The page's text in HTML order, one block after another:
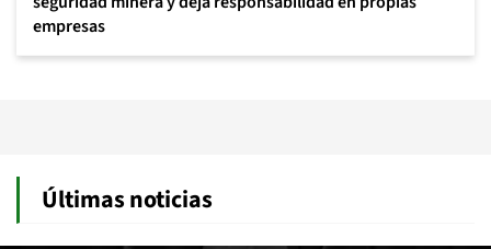
empresas
Últimas noticias